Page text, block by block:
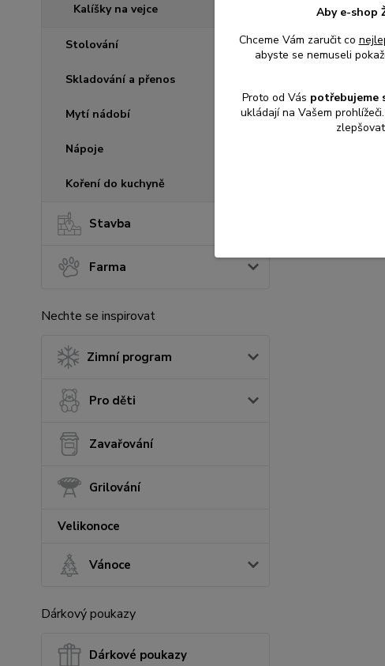
Kalíšky na vejce
Stolování
Skladování a přenos
Mytí nádobí
Nápoje
Koření do kuchyně
Stavba
Farma
Nechte se inspirovat
Zimní program
Pro děti
Zavařování
Grilování
Velikonoce
Vánoce
Dárkový poukazy
Dárkové poukazy
Aby e-shop
Chceme Vám zaručit co
abyste se nemuseli
Proto od Vás potřebujeme
ukládají na Vašem